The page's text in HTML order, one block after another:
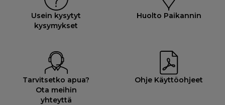
Usein kysytyt
kysymykset
Huolto Paikannin
Tarvitsetko apua?
Ota meihin
yhteyttä
Ohje Käyttöohjeet